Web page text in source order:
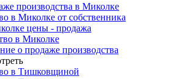
производства в Миколке
в Миколке от собственника
цены - продажа
в Миколке
о продаже производства
в Тишковщиной